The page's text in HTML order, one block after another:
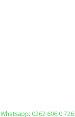
Whatsapp: 0262 606 0 726